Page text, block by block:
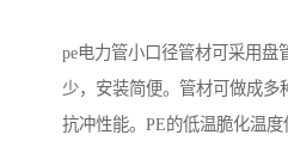
pe电力管小口径管材可采用盘
少，安装简便。管材可做成多
抗冲性能。PE的低温脆化温